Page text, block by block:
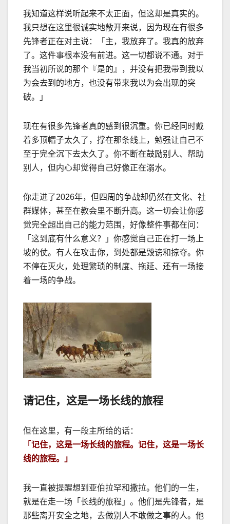
我知道这样说听起来不太正面，但这却是真实的。
我只想在这里很诚实地敞开来说，因为现在有很多
先锋者正在对主说：「主，我放弃了。我真的放弃
了。这件事根本没有前进。这一切都说不通。对于
我当初所说的那个『是的』，并没有把我带到我以
为会去到的地方，也没有带来我以为会出现的突
破。」
现在有很多先锋者真的感到很沉重。你已经同时戴
着多顶帽子太久了，撑在那条线上，勉强让自己不
至于完全沉下去太久了。你不断在鼓励别人、帮助
别人，但内心却觉得自己好像正在溺水。
你走进了2026年，但四周的争战却仍然在文化、社
群媒体，甚至在教会里不断升高。这一切会让你感
觉完全超出自己的能力范围，好像整件事都在问：
「这到底有什么意义？」你感觉自己正在打一场上
坡的仗。有人在攻击你，到处都是毁谤和掠夺。你
不停在灭火，处理繁琐的制度、拖延、还有一场接
着一场的争战。
请记住，这是一场长线的旅程
但在这里，有一段主所给的话：
「 记住，这是一场长线的旅程。记住，这是一场长
线的旅程。」
我一直被提醒想到亚伯拉罕和撒拉。他们的一生，
就是在走一场「长线的旅程」。他们是先锋者，是
那些离开安全之地，去做别人不敢做之事的人。他